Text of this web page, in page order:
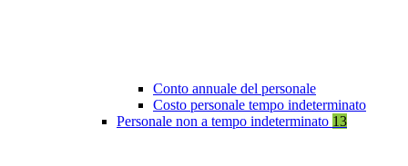
Conto annuale del personale
Costo personale tempo indeterminato
Personale non a tempo indeterminato 13